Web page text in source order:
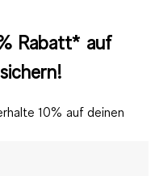
Rabatt* auf
10% auf deinen